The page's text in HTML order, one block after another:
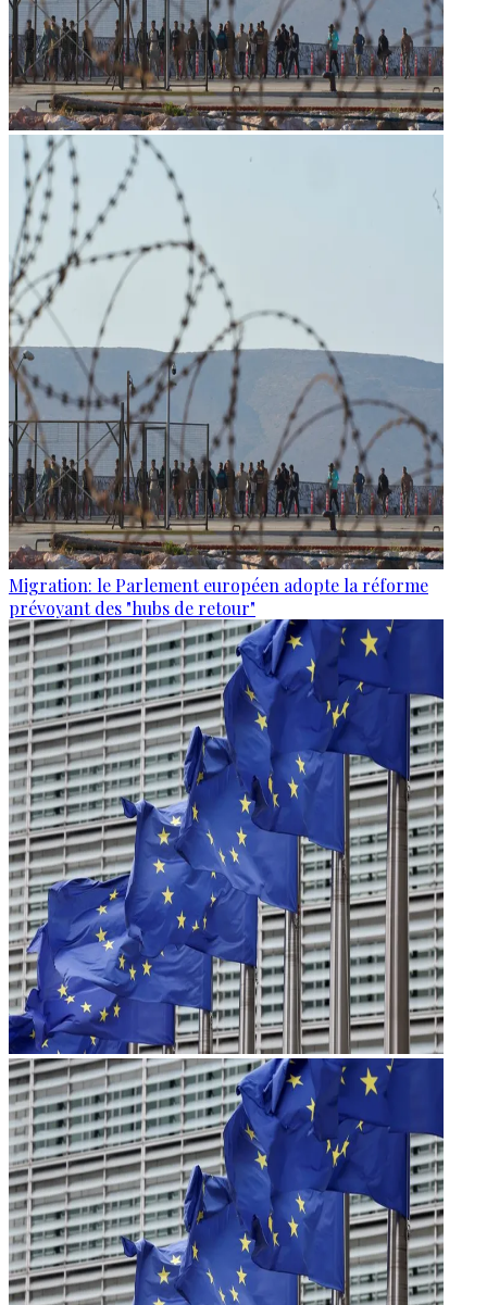
Migration: le Parlement européen adopte la réforme
prévoyant des "hubs de retour"